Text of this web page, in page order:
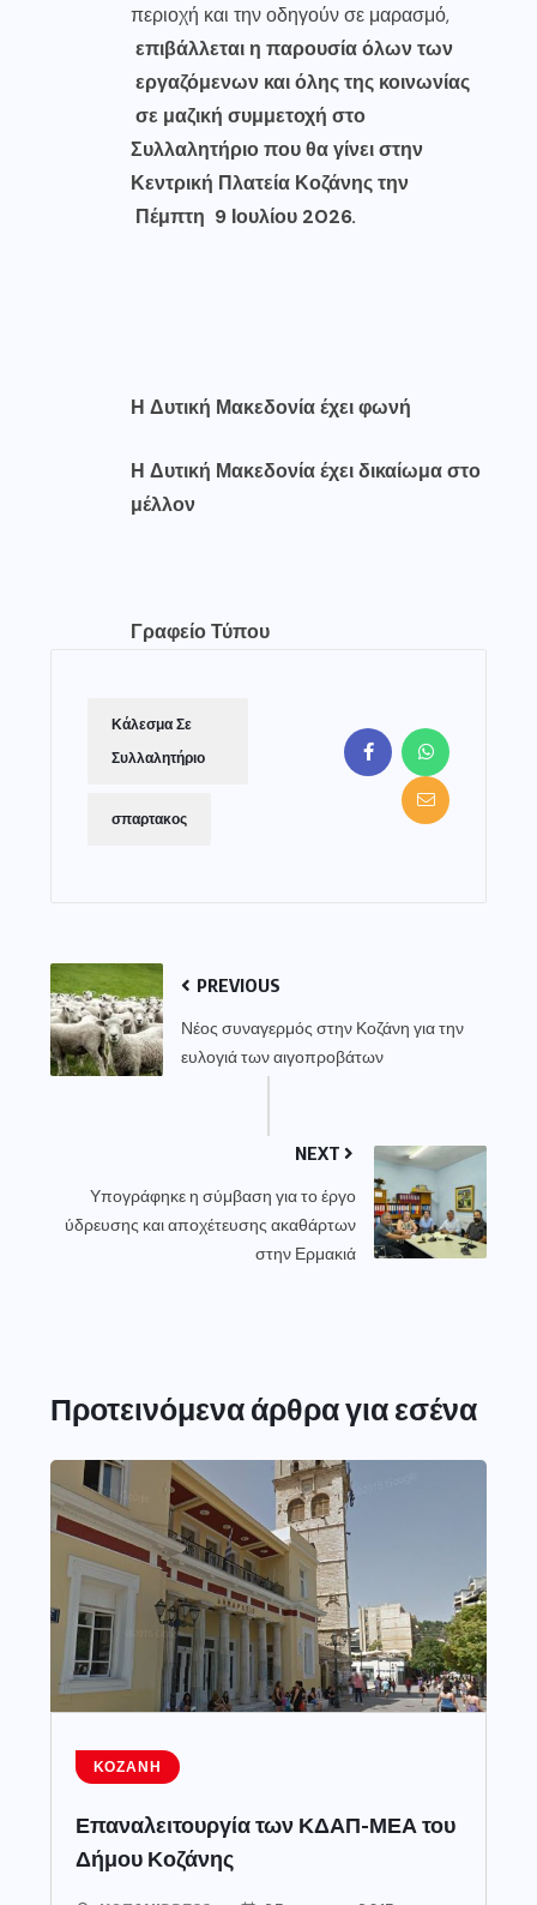
περιοχή και την οδηγούν σε μαρασμό,
επιβάλλεται η παρουσία όλων των
εργαζόμενων και όλης της κοινωνίας
σε μαζική συμμετοχή στο
Συλλαλητήριο που θα γίνει στην
Κεντρική Πλατεία Κοζάνης την
Πέμπτη 9 Ιουλίου 2026.
Η Δυτική Μακεδονία έχει φωνή
Η Δυτική Μακεδονία έχει δικαίωμα στο
μέλλον
Γραφείο Τύπου
Κάλεσμα Σε
Συλλαλητήριο
σπαρτακος
PREVIOUS
Νέος συναγερμός στην Κοζάνη για την
ευλογιά των αιγοπροβάτων
NEXT
Υπογράφηκε η σύμβαση για το έργο
ύδρευσης και αποχέτευσης ακαθάρτων
στην Ερμακιά
Προτεινόμενα άρθρα για εσένα
ΚΟΖΆΝΗ
Επαναλειτουργία των ΚΔΑΠ-ΜΕΑ του
Δήμου Κοζάνης